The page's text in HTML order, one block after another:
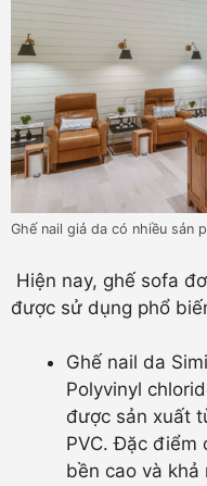
Ghế nail giả da có nhiều sản
Hiện nay, ghế sofa
được sử dụng phổ
Ghế nail da
Polyvinyl
được sản xuất
PVC. Đặc điểm
bền cao và